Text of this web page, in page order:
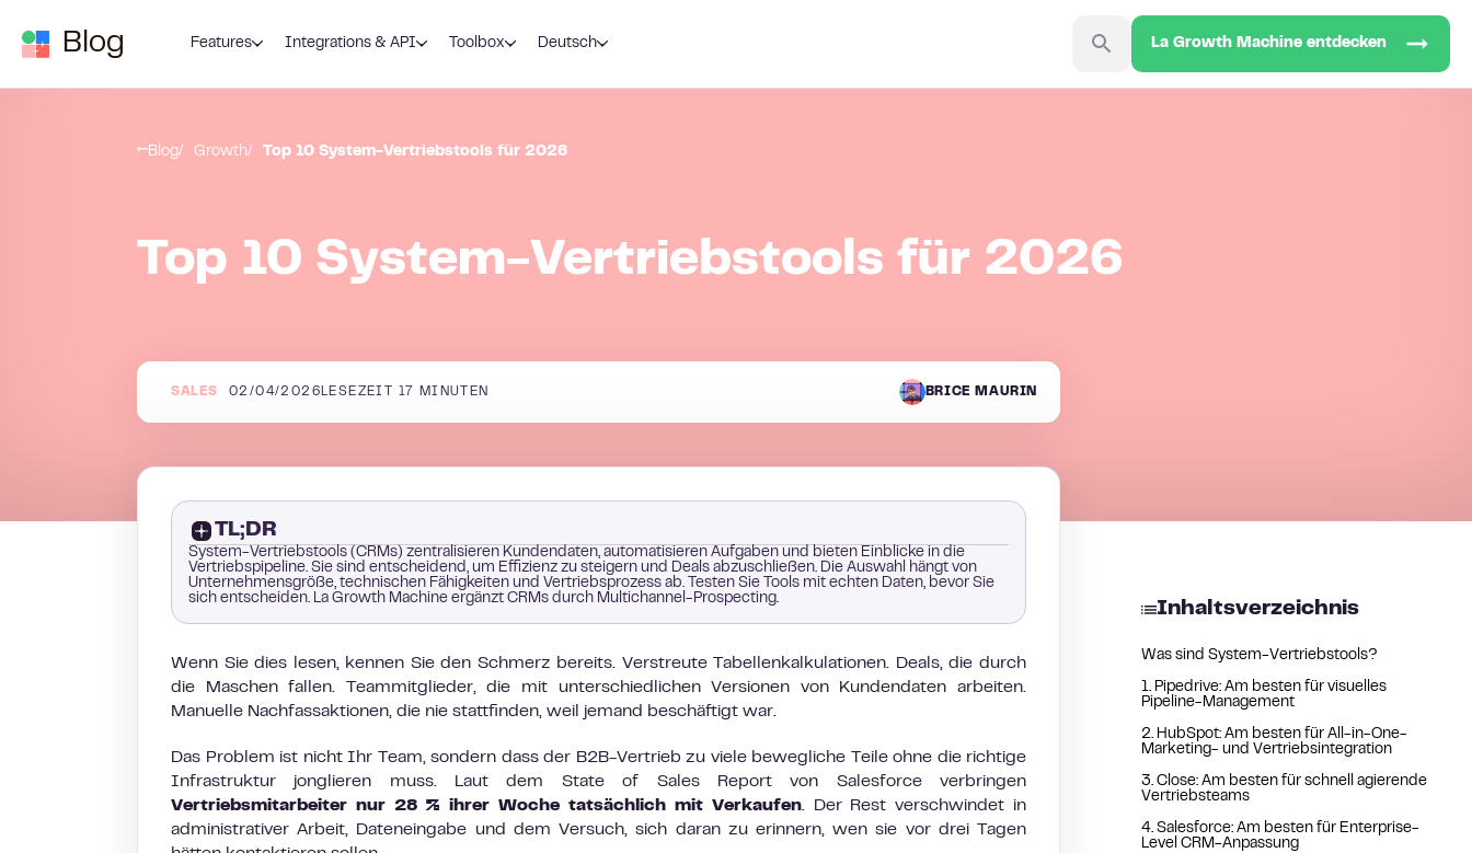
Blog Features Integrations & API Toolbox Deutsch La Growth Machine entdecken
Blog Growth Top 10 System-Vertriebstools für 2026
Top 10 System-Vertriebstools für 2026
SALES 02/04/2026 LESEZEIT 17 MINUTEN BRICE MAURIN
TL;DR
System-Vertriebstools (CRMs) zentralisieren Kundendaten, automatisieren Aufgaben und bieten Einblicke in die
Vertriebspipeline. Sie sind entscheidend, um Effizienz zu steigern und Deals abzuschließen. Die Auswahl hängt von
Unternehmensgröße, technischen Fähigkeiten und Vertriebsprozess ab. Testen Sie Tools mit echten Daten, bevor Sie
sich entscheiden. La Growth Machine ergänzt CRMs durch Multichannel-Prospecting.
Inhaltsverzeichnis
Was sind System-Vertriebstools?
1. Pipedrive: Am besten für visuelles
Pipeline-Management
2. HubSpot: Am besten für All-in-One-
Marketing- und Vertriebsintegration
3. Close: Am besten für schnell agierende
Vertriebsteams
4. Salesforce: Am besten für Enterprise-
Level CRM-Anpassung
Wenn Sie dies lesen, kennen Sie den Schmerz bereits. Verstreute Tabellenkalkulationen. Deals, die durch
die Maschen fallen. Teammitglieder, die mit unterschiedlichen Versionen von Kundendaten arbeiten.
Manuelle Nachfassaktionen, die nie stattfinden, weil jemand beschäftigt war.
Das Problem ist nicht Ihr Team, sondern dass der B2B-Vertrieb zu viele bewegliche Teile ohne die richtige
Infrastruktur jonglieren muss. Laut dem State of Sales Report von Salesforce verbringen
Vertriebsmitarbeiter nur 28 % ihrer Woche tatsächlich mit Verkaufen. Der Rest verschwindet in
administrativer Arbeit, Dateneingabe und dem Versuch, sich daran zu erinnern, wen sie vor drei Tagen